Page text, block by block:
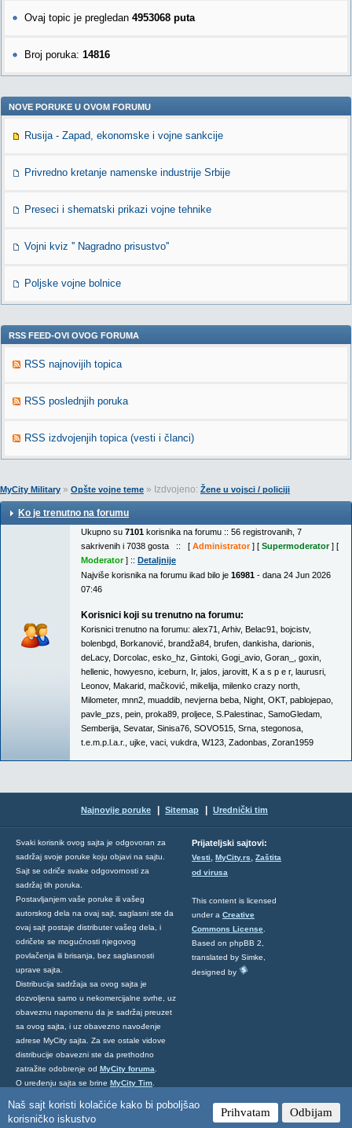
Naš sajt koristi kolačiće kako bi poboljšao
korisničko iskustvo
Prihvatam Odbijam
Ovaj topic je pregledan 4953068 puta
Broj poruka: 14816
NOVE PORUKE U OVOM FORUMU
Rusija - Zapad, ekonomske i vojne sankcije
Privredno kretanje namenske industrije Srbije
Preseci i shematski prikazi vojne tehnike
Vojni kviz '' Nagradno prisustvo''
Poljske vojne bolnice
RSS FEED-OVI OVOG FORUMA
RSS najnovijih topica
RSS poslednjih poruka
RSS izdvojenjih topica (vesti i članci)
MyCity Military » Opšte vojne teme » Izdvojeno: Žene u vojsci / policiji
Ko je trenutno na forumu
Ukupno su 7101 korisnika na forumu :: 56 registrovanih, 7
sakrivenih i 7038 gosta :: [ Administrator] [ Supermoderator] [
Moderator] :: Detaljnije
Najviše korisnika na forumu ikad bilo je 16981 - dana 24 Jun 2026
07:46
Korisnici koji su trenutno na forumu:
Korisnici trenutno na forumu: alex71 Arhiv, Belac91 bojcistv,
bolenbgd Borkanović brandža84 brufen dankisha darionis
deLacy, Dorcolac esko_hz Gintoki Gogi_avio Goran_ goxin
hellenic howyesno iceburn Ir, jalos jarovitt K a s p e r, laurusri
Leonov, Makarid mačković mikelija milenko crazy north
Milometer, mnn2 muaddib nevjerna beba Night OKT, pablojepao
pavle_pzs pein proka89 proljece S.Palestinac SamoGledam
Semberija Sevatar, Sinisa76 SOVO515 Srna stegonosa
t.e.m.p.l.a.r.
ujke vaci vukdra W123 Zadonbas Zoran1959
Najnovije poruke Sitemap Urednički tim
Svaki korisnik ovog sajta je odgovoran za
sadržaj svoje poruke koju objavi na sajtu.
Sajt se odriče svake odgovornosti za
sadržaj tih poruka.
Postavljanjem vaše poruke ili vašeg
autorskog dela na ovaj sajt, saglasni ste da
ovaj sajt postaje distributer vašeg dela, i
odričete se mogućnosti njegovog
povlačenja ili brisanja, bez saglasnosti
uprave sajta.
Distribucija sadržaja sa ovog sajta je
dozvoljena samo u nekomercijalne svrhe, uz
obaveznu napomenu da je sadržaj preuzet
sa ovog sajta, i uz obavezno navođenje
adrese MyCity sajta. Za sve ostale vidove
distribucije obavezni ste da prethodno
zatražite odobrenje od MyCity foruma
O uređenju sajta se brine MyCity Tim
ovde.
Prijateljski sajtovi:
Vesti, MyCity.rs, Zaštita
od virusa
This content is licensed
under a Creative
Commons License
Based on phpBB 2,
translated by Simke,
designed by